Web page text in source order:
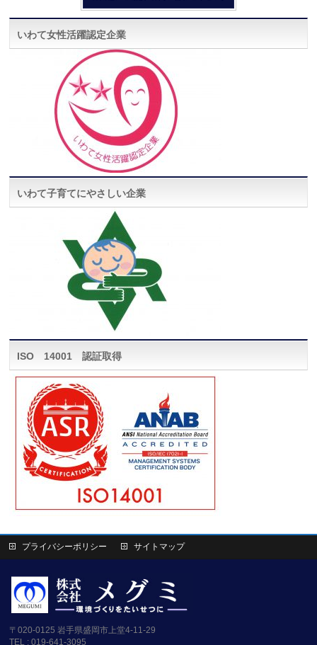
いわて女性活躍認定企業
いわて子育てにやさしい企業
ISO 14001 認証取得
プライバシーポリシー サイトマップ
〒020-0125 岩手県盛岡市上堂4-11-29
TEL : 019-641-3095